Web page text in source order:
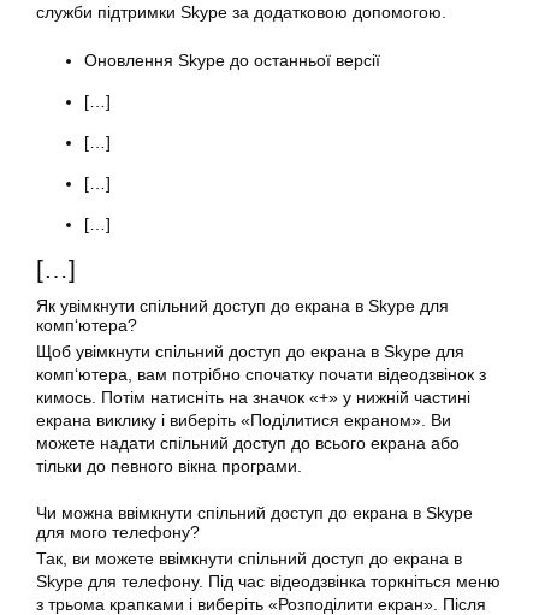
служби підтримки Skype за додатковою допомогою.
Оновлення Skype до останньої версії
[…]
[…]
[…]
[…]
[…]
Як увімкнути спільний доступ до екрана в Skype для
комп‘ютера?
Щоб увімкнути спільний доступ до екрана в Skype для
комп‘ютера, вам потрібно спочатку почати відеодзвінок з
кимось. Потім натисніть на значок «+» у нижній частині
екрана виклику і виберіть «Поділитися екраном». Ви
можете надати спільний доступ до всього екрана або
тільки до певного вікна програми.
Чи можна ввімкнути спільний доступ до екрана в Skype
для мого телефону?
Так, ви можете ввімкнути спільний доступ до екрана в
Skype для телефону. Під час відеодзвінка торкніться меню
з трьома крапками і виберіть «Розподілити екран». Після